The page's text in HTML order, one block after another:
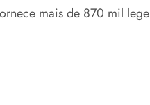
mais de 870 mil